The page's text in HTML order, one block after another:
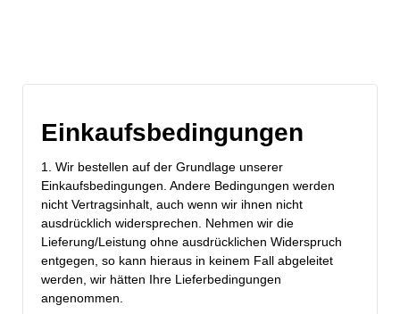
Einkaufsbedingungen
1. Wir bestellen auf der Grundlage unserer
Einkaufsbedingungen. Andere Bedingungen werden
nicht Vertragsinhalt, auch wenn wir ihnen nicht
ausdrücklich widersprechen. Nehmen wir die
Lieferung/Leistung ohne ausdrücklichen Widerspruch
entgegen, so kann hieraus in keinem Fall abgeleitet
werden, wir hätten Ihre Lieferbedingungen
angenommen.